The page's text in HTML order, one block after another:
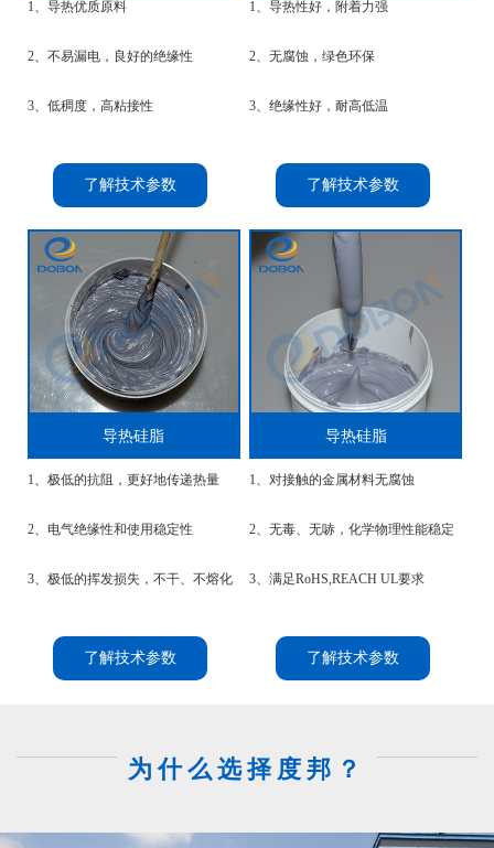
1、导热优质原料
2、不易漏电，良好的绝缘性
3、低稠度，高粘接性
了解技术参数
1、导热性好，附着力强
2、无腐蚀，绿色环保
3、绝缘性好，耐高低温
了解技术参数
导热硅脂
1、极低的抗阻，更好地传递热量
2、电气绝缘性和使用稳定性
3、极低的挥发损失，不干、不熔化
了解技术参数
导热硅脂
1、对接触的金属材料无腐蚀
2、无毒、无哧，化学物理性能稳定
3、满足RoHS,REACH UL要求
了解技术参数
为什么选择度邦？